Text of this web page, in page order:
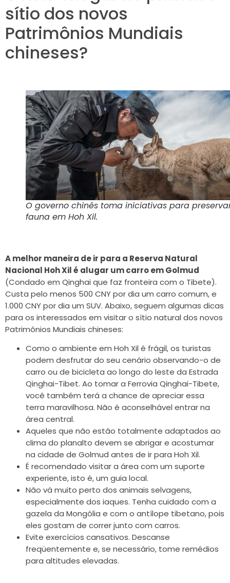
sítio dos novos
Patrimônios Mundiais
chineses?
O governo chinês toma iniciativas para
fauna em Hoh Xil.
A melhor maneira de ir para a Reserva Natural
Nacional Hoh Xil é alugar um carro em Golmud
(Condado em Qinghai que faz fronteira com o Tibete).
Custa pelo menos 500 CNY por dia um carro comum, e
1.000 CNY por dia um SUV. Abaixo, seguem algumas dicas
para os interessados em visitar o sítio natural dos novos
Patrimônios Mundiais chineses:
Como o ambiente em Hoh Xil é frágil, os turistas
podem desfrutar do seu cenário observando-o de
carro ou de bicicleta ao longo do leste da Estrada
Qinghai-Tibet. Ao tomar a Ferrovia Qinghai-Tibete,
você também terá a chance de apreciar essa
terra maravilhosa. Não é aconselhável entrar na
área central.
Aqueles que não estão totalmente adaptados ao
clima do planalto devem se abrigar e acostumar
na cidade de Golmud antes de ir para Hoh Xil.
É recomendado visitar a área com um suporte
experiente, isto é, um guia local.
Não vá muito perto dos animais selvagens,
especialmente dos iaques. Tenha cuidado com a
gazela da Mongólia e com o antílope tibetano, pois
eles gostam de correr junto com carros.
Evite exercícios cansativos. Descanse
freqüentemente e, se necessário, tome remédios
para altitudes elevadas.